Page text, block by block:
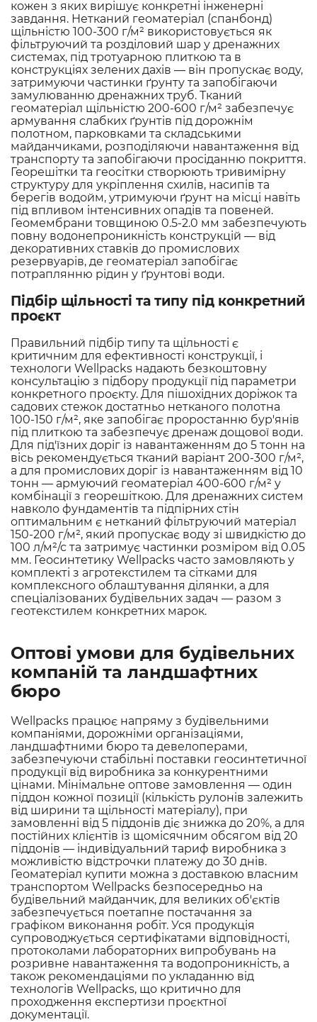
кожен з яких вирішує конкретні інженерні
завдання. Нетканий геоматеріал (спанбонд)
щільністю 100-300 г/м² використовується як
фільтруючий та розділовий шар у дренажних
системах, під тротуарною плиткою та в
конструкціях зелених дахів — він пропускає воду,
затримуючи частинки ґрунту та запобігаючи
замулюванню дренажних труб. Тканий
геоматеріал щільністю 200-600 г/м² забезпечує
армування слабких ґрунтів під дорожнім
полотном, парковками та складськими
майданчиками, розподіляючи навантаження від
транспорту та запобігаючи просіданню покриття.
Георешітки та геосітки створюють тривимірну
структуру для укріплення схилів, насипів та
берегів водойм, утримуючи ґрунт на місці навіть
під впливом інтенсивних опадів та повеней.
Геомембрани товщиною 0.5-2.0 мм забезпечують
повну водонепроникність конструкцій — від
декоративних ставків до промислових
резервуарів, де геоматеріал запобігає
потраплянню рідин у ґрунтові води.
Підбір щільності та типу під конкретний
проєкт
Правильний підбір типу та щільності є
критичним для ефективності конструкції, і
технологи Wellpacks надають безкоштовну
консультацію з підбору продукції під параметри
конкретного проєкту. Для пішохідних доріжок та
садових стежок достатньо нетканого полотна
100-150 г/м², яке запобігає проростанню бур'янів
під плиткою та забезпечує дренаж дощової води.
Для під'їзних доріг із навантаженням до 5 тонн на
вісь рекомендується тканий варіант 200-300 г/м²,
а для промислових доріг із навантаженням від 10
тонн — армуючий геоматеріал 400-600 г/м² у
комбінації з георешіткою. Для дренажних систем
навколо фундаментів та підпірних стін
оптимальним є нетканий фільтруючий матеріал
150-200 г/м², який пропускає воду зі швидкістю до
100 л/м²/с та затримує частинки розміром від 0.05
мм. Геосинтетику Wellpacks часто замовляють у
комплекті з агротекстилем та сітками для
комплексного облаштування ділянки, а для
спеціалізованих будівельних задач — разом з
геотекстилем конкретних марок.
Оптові умови для будівельних
компаній та ландшафтних
бюро
Wellpacks працює напряму з будівельними
компаніями, дорожніми організаціями,
ландшафтними бюро та девелоперами,
забезпечуючи стабільні поставки геосинтетичної
продукції від виробника за конкурентними
цінами. Мінімальне оптове замовлення — один
піддон кожної позиції (кількість рулонів залежить
від ширини та щільності матеріалу), при
замовленні від 5 піддонів діє знижка до 20%, а для
постійних клієнтів із щомісячним обсягом від 20
піддонів — індивідуальний тариф виробника з
можливістю відстрочки платежу до 30 днів.
Геоматеріал купити можна з доставкою власним
транспортом Wellpacks безпосередньо на
будівельний майданчик, для великих об'єктів
забезпечується поетапне постачання за
графіком виконання робіт. Уся продукція
супроводжується сертифікатами відповідності,
протоколами лабораторних випробувань на
розривне навантаження та водопроникність, а
також рекомендаціями по укладанню від
технологів Wellpacks, що критично для
проходження експертизи проєктної
документації.